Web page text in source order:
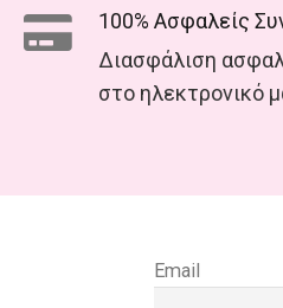
100% Ασφαλείς
Διασφάλιση
στο ηλεκτρονικό
Email